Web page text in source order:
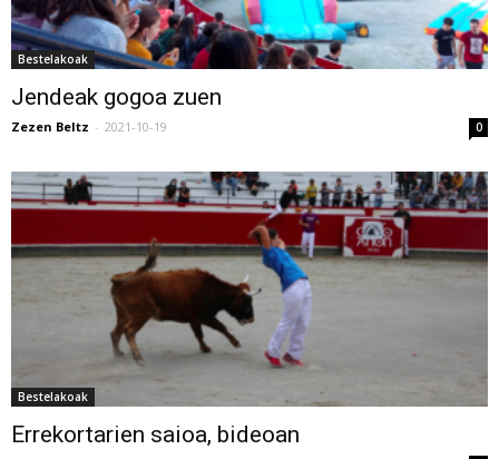
Bestelakoak
Jendeak gogoa zuen
Zezen Beltz - 2021-10-19 0
Bestelakoak
Errekortarien saioa, bideoan